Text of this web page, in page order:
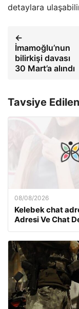
detaylara
←
İmamoğlu’nun
bilirkişi davası
30 Mart’a alındı
Tavsiye
08/08/2026
Kelebek chat
Adresi Ve Chat